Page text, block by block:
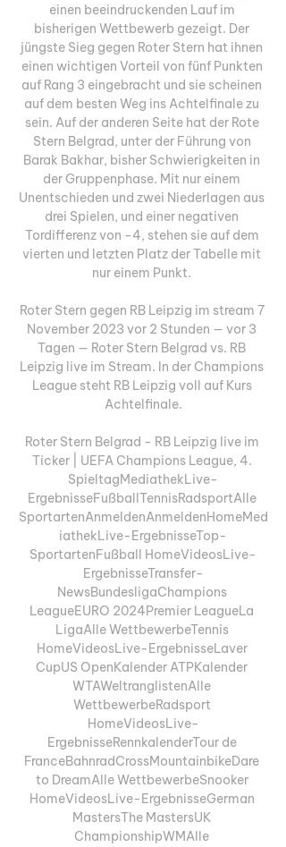
einen beeindruckenden Lauf im
bisherigen Wettbewerb gezeigt. Der
jüngste Sieg gegen Roter Stern hat ihnen
einen wichtigen Vorteil von fünf Punkten
auf Rang 3 eingebracht und sie scheinen
auf dem besten Weg ins Achtelfinale zu
sein. Auf der anderen Seite hat der Rote
Stern Belgrad, unter der Führung von
Barak Bakhar, bisher Schwierigkeiten in
der Gruppenphase. Mit nur einem
Unentschieden und zwei Niederlagen aus
drei Spielen, und einer negativen
Tordifferenz von -4, stehen sie auf dem
vierten und letzten Platz der Tabelle mit
nur einem Punkt.
Roter Stern gegen RB Leipzig im stream 7
November 2023 vor 2 Stunden — vor 3
Tagen — Roter Stern Belgrad vs. RB
Leipzig live im Stream. In der Champions
League steht RB Leipzig voll auf Kurs
Achtelfinale.
Roter Stern Belgrad - RB Leipzig live im
Ticker | UEFA Champions League, 4.
SpieltagMediathekLive-
ErgebnisseFußballTennisRadsportAlle
SportartenAnmeldenAnmeldenHomeMed
iathekLive-ErgebnisseTop-
SportartenFußball HomeVideosLive-
ErgebnisseTransfer-
NewsBundesligaChampions
LeagueEURO 2024Premier LeagueLa
LigaAlle WettbewerbeTennis
HomeVideosLive-ErgebnisseLaver
CupUS OpenKalender ATPKalender
WTAWeltranglistenAlle
WettbewerbeRadsport
HomeVideosLive-
ErgebnisseRennkalenderTour de
FranceBahnradCrossMountainbikeDare
to DreamAlle WettbewerbeSnooker
HomeVideosLive-ErgebnisseGerman
MastersThe MastersUK
ChampionshipWMAlle